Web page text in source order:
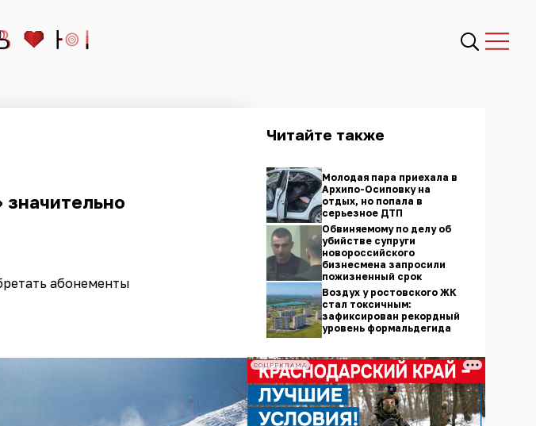
значительно
абонементы
Читайте также
Молодая пара приехала в
Архипо-Осиповку на
отдых, но попала в
серьезное ДТП
Обвиняемому по делу об
убийстве супруги
новороссийского
бизнесмена запросили
пожизненный срок
Воздух у ростовского ЖК
стал токсичным:
зафиксирован рекордный
уровень формальдегида
СОЦРЕКЛАМА